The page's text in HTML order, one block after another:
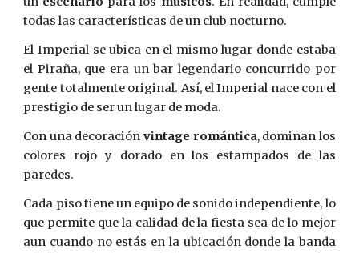
todas las características de un club nocturno.
El Imperial se ubica en el mismo lugar donde estaba
el Piraña, que era un bar legendario concurrido por
gente totalmente original. Así, el Imperial nace con el
prestigio de ser un lugar de moda.
Con una decoración vintage romántica, dominan los
colores rojo y dorado en los estampados de las
paredes.
Cada piso tiene un equipo de sonido independiente, lo
que permite que la calidad de la fiesta sea de lo mejor
aun cuando no estás en la ubicación donde la banda